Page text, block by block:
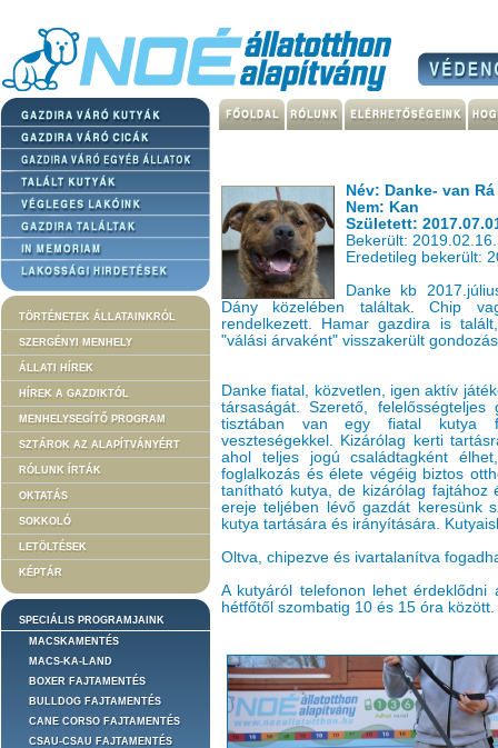
TÖRTÉNETEK ÁLLATAINKRÓL
SZERGÉNYI MENHELY
ÁLLATI HÍREK
HÍREK A GAZDIKTÓL
MENHELYSEGÍTŐ PROGRAM
SZTÁROK AZ ALAPÍTVÁNYÉRT
RÓLUNK ÍRTÁK
OKTATÁS
SOKKOLÓ
LETÖLTÉSEK
KÉPTÁR
SPECIÁLIS PROGRAMJAINK
MACSKAMENTÉS
MACS-KA-LAND
BOXER FAJTAMENTÉS
BULLDOG FAJTAMENTÉS
CANE CORSO FAJTAMENTÉS
CSAU-CSAU FAJTAMENTÉS
Név: Danke- van
Nem: Kan
Született:
Bekerült: 2019.02.16.
Eredetileg bekerült:
Danke kb
Dány közelében találtak. Chip
rendelkezett. Hamar gazdira is
"válási árvaként" visszakerült
Danke fiatal, közvetlen, igen aktív
társaságát. Szerető,
tisztában van egy fiatal kutya
veszteségekkel. Kizárólag kerti
ahol teljes jogú családtagként
foglalkozás és élete végéig biztos
tanítható kutya, de kizárólag fajtához
ereje teljében lévő gazdát keresünk
kutya tartására és irányítására.
Oltva, chipezve és ivartalanítva
A kutyáról telefonon lehet
hétfőtől szombatig 10 és 15 óra között.